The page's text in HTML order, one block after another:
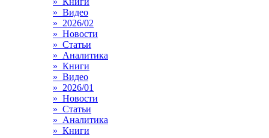
» Видео
» 2026/02
» Новости
» Статьи
» Аналитика
» Книги
» Видео
» 2026/01
» Новости
» Статьи
» Аналитика
» Книги